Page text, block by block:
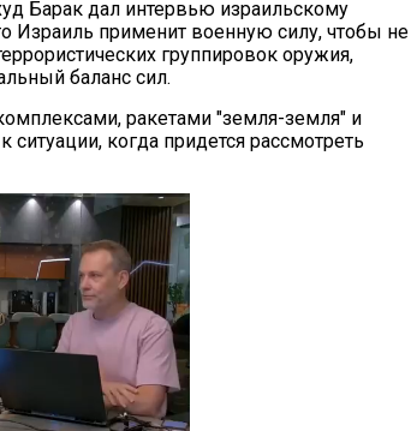
Барак дал интервью израильскому
Израиль применит военную силу, чтобы не
группировок оружия,
баланс сил.
ракетами "земля-земля" и
когда придется рассмотреть